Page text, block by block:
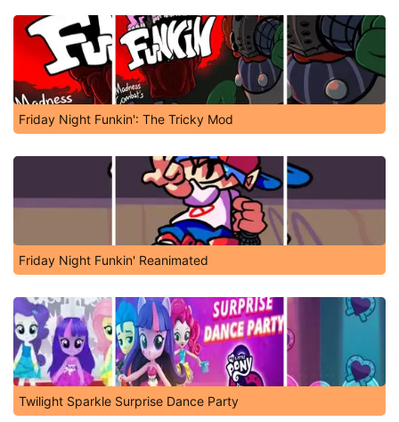
Friday Night Funkin': The Tricky Mod
Friday Night Funkin' Reanimated
Twilight Sparkle Surprise Dance Party